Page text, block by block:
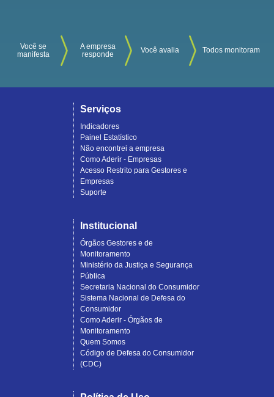
Você se
manifesta
A empresa
responde
Você avalia Todos monitoram
Serviços
Indicadores
Painel Estatístico
Não encontrei a empresa
Como Aderir - Empresas
Acesso Restrito para Gestores e
Empresas
Suporte
Institucional
Órgãos Gestores e de
Monitoramento
Ministério da Justiça e Segurança
Pública
Secretaria Nacional do Consumidor
Sistema Nacional de Defesa do
Consumidor
Como Aderir - Órgãos de
Monitoramento
Quem Somos
Código de Defesa do Consumidor
(CDC)